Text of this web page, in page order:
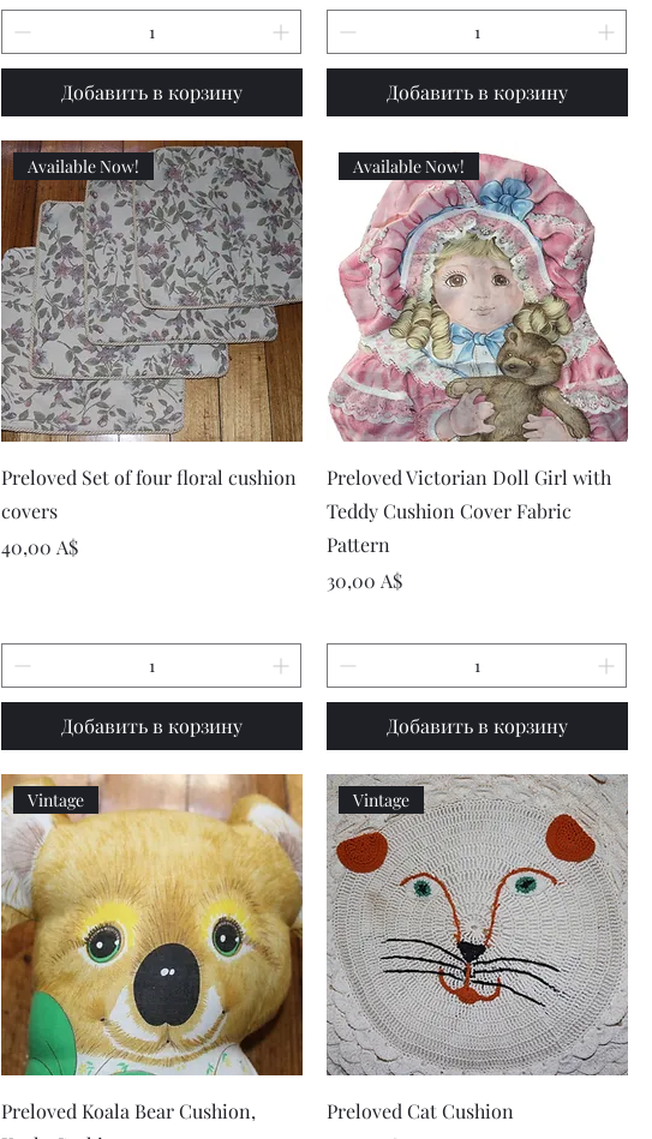
Добавить в корзину Добавить в корзину
Быстрый просмотр
Available Now!
Preloved Set of four floral cushion
covers
Цена
40,00 A$
Добавить в корзину
Быстрый просмотр
Available Now!
Preloved Victorian Doll Girl with
Teddy Cushion Cover Fabric
Pattern
Цена
30,00 A$
Добавить в корзину
Быстрый просмотр
Vintage
Preloved Koala Bear Cushion,
Быстрый просмотр
Vintage
Preloved Cat Cushion